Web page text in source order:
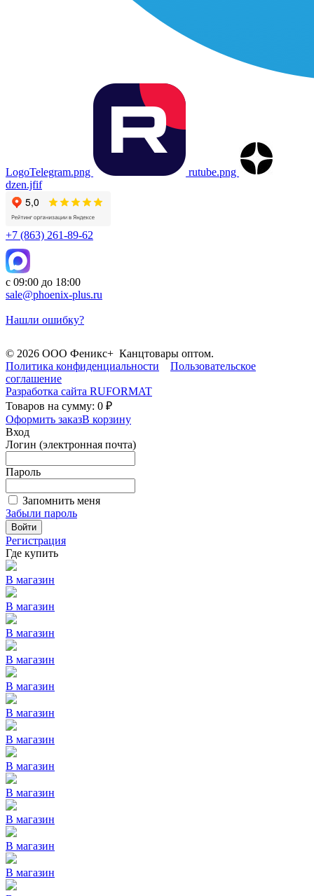
LogoTelegram.png
rutube.png
dzen.jfif
+7 (863) 261-89-62
с 09:00 до 18:00
sale@phoenix-plus.ru
Нашли ошибку?
© 2026 ООО Феникс+ Канцтовары оптом.
Политика конфиденциальности
Пользовательское
соглашение
Разработка сайта RUFORMAT
Товаров на сумму: 0 ₽
Оформить заказВ корзину
Вход
Логин (электронная почта)
Пароль
Запомнить меня
Забыли пароль
Войти
Регистрация
Где купить
В магазин
В магазин
В магазин
В магазин
В магазин
В магазин
В магазин
В магазин
В магазин
В магазин
В магазин
В магазин